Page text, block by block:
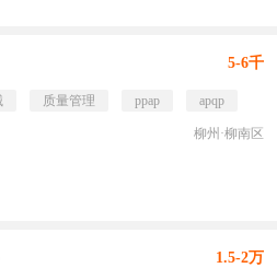
5-6千
质量管理 ppap apqp
柳州·柳南区
1.5-2万